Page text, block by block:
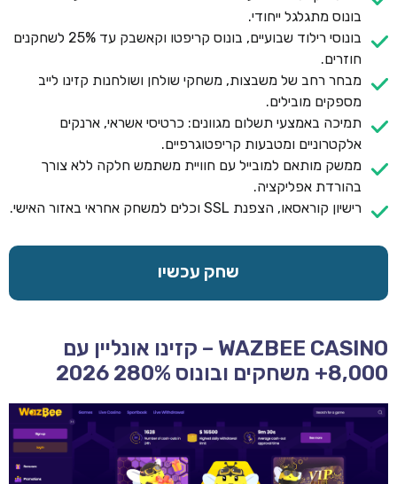
בונוס מתגלגל ייחודי.
בונוסי רילוד שבועיים, בונוס קריפטו וקאשבק עד 25% לשחקנים
חוזרים.
מבחר רחב של משבצות, משחקי שולחן ושולחנות קזינו לייב
מספקים מובילים.
תמיכה באמצעי תשלום מגוונים: כרטיסי אשראי, ארנקים
אלקטרוניים ומטבעות קריפטוגרפיים.
ממשק מותאם למובייל עם חוויית משתמש חלקה ללא צורך
בהורדת אפליקציה.
רישיון קוראסאו, הצפנת SSL וכלים למשחק אחראי באזור האישי.
שחק עכשיו
WAZBEE CASINO – קזינו אונליין עם
8,000+ משחקים ובונוס 280% 2026